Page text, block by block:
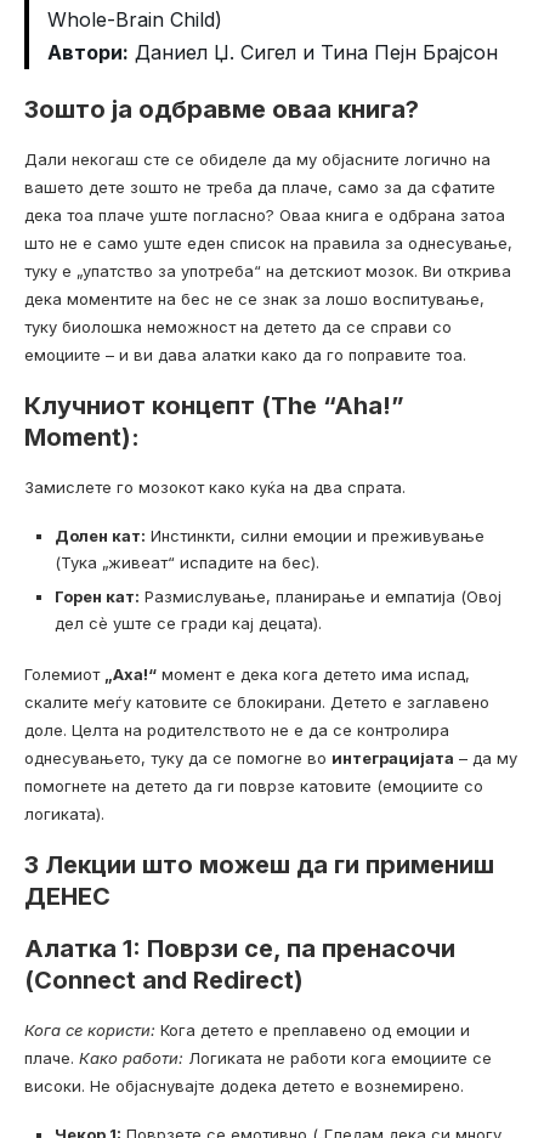
Whole-Brain Child)
Автори: Даниел Џ. Сигел и Тина Пејн Брајсон
Зошто ја одбравме оваа книга?
Дали некогаш сте се обиделе да му објасните логично на
вашето дете зошто не треба да плаче, само за да сфатите
дека тоа плаче уште погласно? Оваа книга е одбрана затоа
што не е само уште еден список на правила за однесување,
туку е „упатство за употреба“ на детскиот мозок. Ви открива
дека моментите на бес не се знак за лошо воспитување,
туку биолошка неможност на детето да се справи со
емоциите – и ви дава алатки како да го поправите тоа.
Клучниот концепт (The “Aha!”
Moment):
Замислете го мозокот како куќа на два спрата.
Долен кат: Инстинкти, силни емоции и преживување
(Тука „живеат“ испадите на бес).
Горен кат: Размислување, планирање и емпатија (Овој
дел сè уште се гради кај децата).
Големиот „Аха!“ момент е дека кога детето има испад,
скалите меѓу катовите се блокирани. Детето е заглавено
доле. Целта на родителството не е да се контролира
однесувањето, туку да се помогне во интеграцијата – да му
помогнете на детето да ги поврзе катовите (емоциите со
логиката).
3 Лекции што можеш да ги примениш
ДЕНЕС
Алатка 1: Поврзи се, па пренасочи
(Connect and Redirect)
Кога се користи: Кога детето е преплавено од емоции и
плаче. Како работи: Логиката не работи кога емоциите се
високи. Не објаснувајте додека детето е вознемирено.
Чекор 1: Поврзете се емотивно („Гледам дека си многу